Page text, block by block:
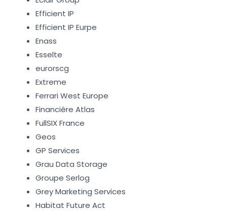
Efficient IP
Efficient IP Eurpe
Enass
Esselte
eurorscg
Extreme
Ferrari West Europe
Financière Atlas
FullSIX France
Geos
GP Services
Grau Data Storage
Groupe Serlog
Grey Marketing Services
Habitat Future Act